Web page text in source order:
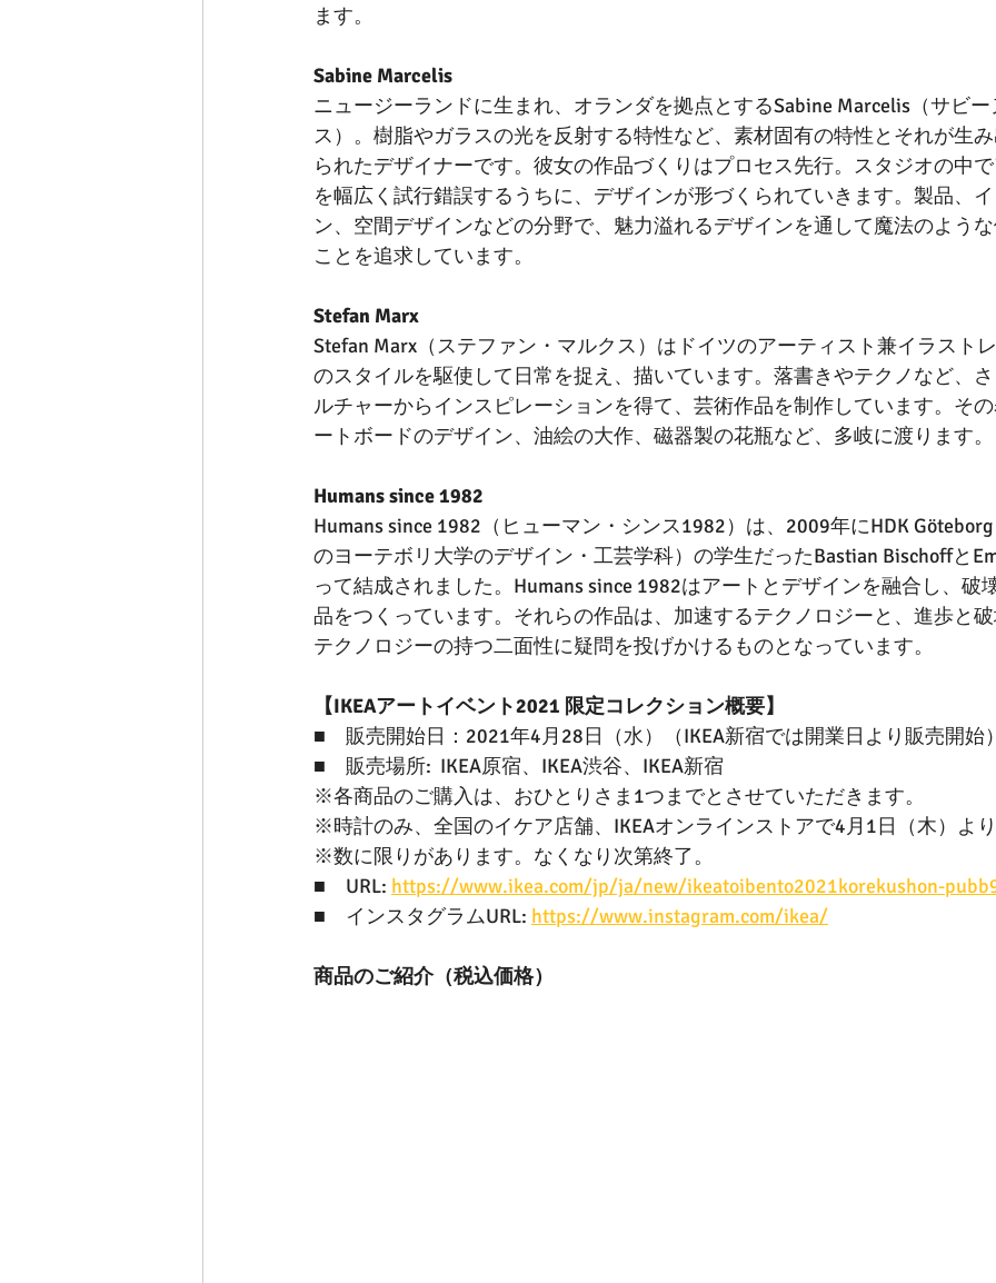
ます。
Sabine Marcelis
ニュージーランドに生まれ、オランダを拠点とするSabine Marcelis（サビ
ス）。樹脂やガラスの光を反射する特性など、素材固有の特性とそれが生
られたデザイナーです。彼女の作品づくりはプロセス先行。スタジオの中
を幅広く試行錯誤するうちに、デザインが形づくられていきます。製品、
ン、空間デザインなどの分野で、魅力溢れるデザインを通して魔法のよう
ことを追求しています。
Stefan Marx
Stefan Marx（ステファン・マルクス）はドイツのアーティスト兼イラスト
のスタイルを駆使して日常を捉え、描いています。落書きやテクノなど、
ルチャーからインスピレーションを得て、芸術作品を制作しています。そ
ートボードのデザイン、油絵の大作、磁器製の花瓶など、多岐に渡ります。
Humans since 1982
Humans since 1982（ヒューマン・シンス1982）は、2009年にHDK
のヨーテボリ大学のデザイン・工芸学科）の学生だったBastian Bischoffと
って結成されました。Humans since 1982はアートとデザインを融合し、破
品をつくっています。それらの作品は、加速するテクノロジーと、進歩と
テクノロジーの持つ二面性に疑問を投げかけるものとなっています。
【IKEAアートイベント2021 限定コレクション概要】
■　販売開始日：2021年4月28日（水）（IKEA新宿では開業日より販売開始
■　販売場所:  IKEA原宿、IKEA渋谷、IKEA新宿
※各商品のご購入は、おひとりさま1つまでとさせていただきます。
※時計のみ、全国のイケア店舗、IKEAオンラインストアで4月1日（木）よ
※数に限りがあります。なくなり次第終了。
■　URL: https://www.ikea.com/jp/ja/new/ikeatoibento2021korekushon-
■　インスタグラムURL: https://www.instagram.com/ikea/
商品のご紹介（税込価格）